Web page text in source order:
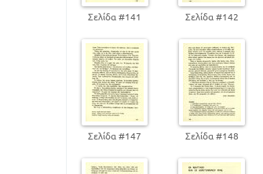
Σελίδα #141 Σελίδα #142
Σελίδα #147 Σελίδα #148